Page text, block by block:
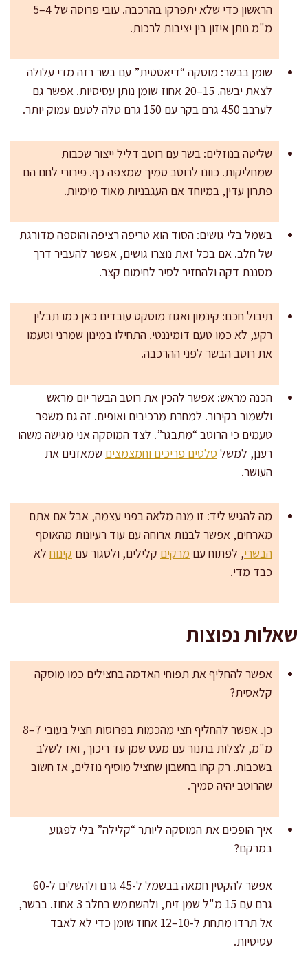
הראשון כדי שלא יתפרקו בהרכבה. עובי פרוסה של 4–5
מ"מ נותן איזון בין יציבות לרכות.
שומן בבשר: מוסקה “דיאטטית” עם בשר רזה מדי עלולה
לצאת יבשה. 15–20 אחוז שומן נותן עסיסיות. אפשר גם
לערבב 450 גרם בקר עם 150 גרם טלה לטעם עמוק יותר.
שליטה בנוזלים: בשר עם רוטב דליל ייצור שכבות
שמחליקות. כוונו לרוטב סמיך שמצפה כף. פירורי לחם הם
פתרון עדין, במיוחד אם העגבניות מאוד מימיות.
בשמל בלי גושים: הסוד הוא טריפה רציפה והוספה מדורגת
של חלב. אם בכל זאת נוצרו גושים, אפשר להעביר דרך
מסננת דקה ולהחזיר לסיר לחימום קצר.
תיבול חכם: קינמון ואגוז מוסקט עובדים כאן כמו תבלין
רקע, לא כמו טעם דומיננטי. התחילו במינון שמרני וטעמו
את רוטב הבשר לפני ההרכבה.
הכנה מראש: אפשר להכין את רוטב הבשר יום מראש
ולשמור בקירור. למחרת מרכיבים ואופים. זה גם משפר
טעמים כי הרוטב “מתבגר”. לצד המוסקה אני מגישה משהו
רענן, למשל סלטים פריכים וחמצמצים שמאזנים את
העושר.
מה להגיש ליד: זו מנה מלאה בפני עצמה, אבל אם אתם
מארחים, אפשר לבנות ארוחה עם עוד רעיונות מהאוסף
הבשרי, לפתוח עם מרקים קלילים, ולסגור עם קינוח לא
כבד מדי.
שאלות נפוצות
אפשר להחליף את תפוחי האדמה בחצילים כמו מוסקה
קלאסית?
כן. אפשר להחליף חצי מהכמות בפרוסות חציל בעובי 7–8
מ"מ, לצלות בתנור עם מעט שמן עד ריכוך, ואז לשלב
בשכבות. רק קחו בחשבון שחציל מוסיף נוזלים, אז חשוב
שהרוטב יהיה סמיך.
איך הופכים את המוסקה ליותר “קלילה” בלי לפגוע
במרקם?
אפשר להקטין חמאה בבשמל ל-45 גרם ולהשלים ל-60
גרם עם 15 מ"ל שמן זית, ולהשתמש בחלב 3 אחוז. בבשר,
אל תרדו מתחת ל-10–12 אחוז שומן כדי לא לאבד
עסיסיות.